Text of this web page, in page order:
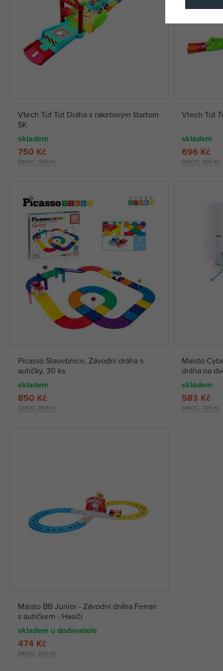
Vtech Tut Tut Dráha s raketovým štartom
SK
skladem
DMOC: 999 Kč
750 Kč
Vtech Tut
skladem
DMOC: 899 Kč
696 Kč
Picasso Stavebnice, Závodní dráha s
autíčky, 30 ks
skladem
DMOC: 999 Kč
850 Kč
Maisto
dráha na
skladem
DMOC: 799 Kč
583 Kč
Maisto BB Junior - Závodní dráha Ferrari
s autíčkem - Hasiči
skladem u dodavatele
DMOC: 649 Kč
474 Kč